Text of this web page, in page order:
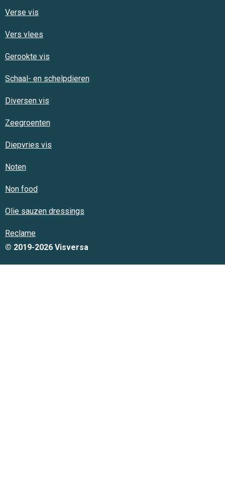
Verse vis
Vers vlees
Gerookte vis
Schaal- en schelpdieren
Diversen vis
Zeegroenten
Diepvries vis
Noten
Non food
Olie sauzen dressings
Reclame
© 2019-2026 Visversa